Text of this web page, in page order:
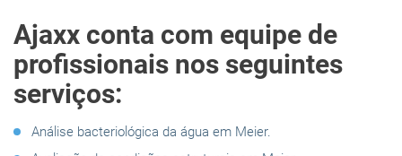
Ajaxx conta com equipe de
profissionais nos seguintes
serviços:
Análise bacteriológica da água em Meier.